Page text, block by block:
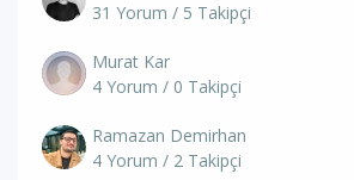
31 Yorum / 5 Takipçi
Murat Kar
4 Yorum / 0 Takipçi
Ramazan Demirhan
4 Yorum / 2 Takipçi